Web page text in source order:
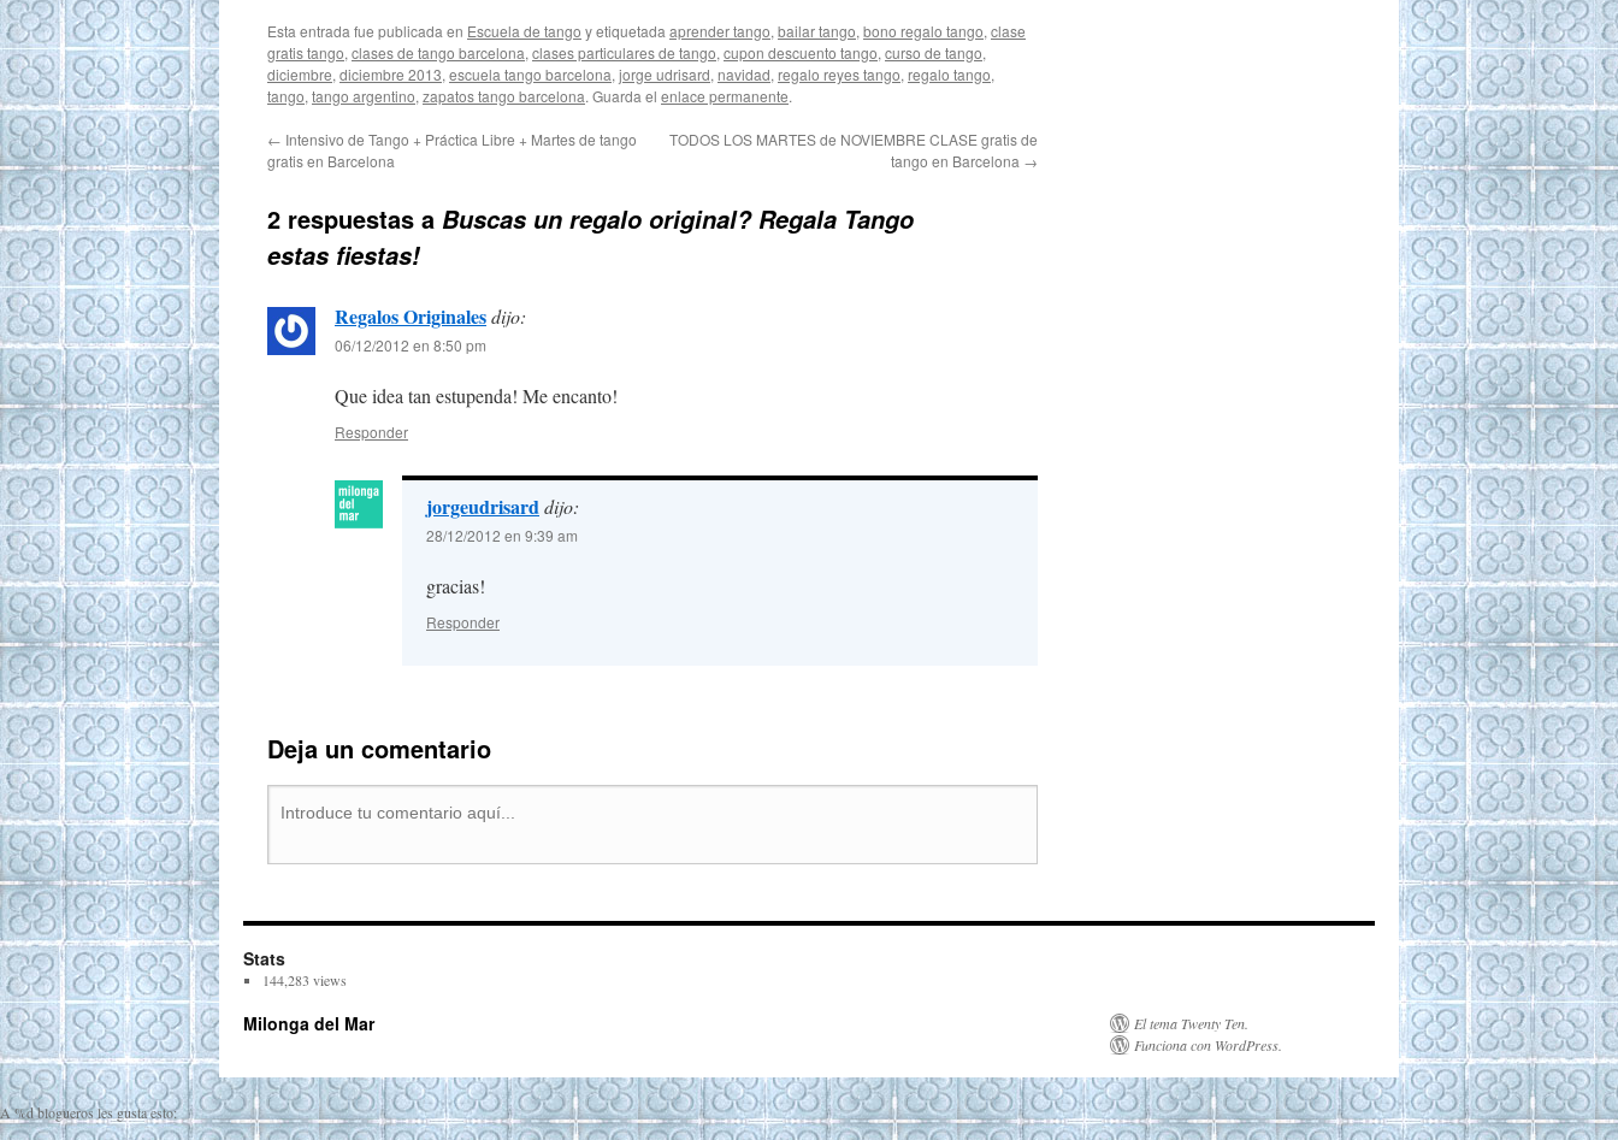
Esta entrada fue publicada en Escuela de tango y etiquetada aprender tango, bailar tango, bono regalo tango, clase
gratis tango, clases de tango barcelona, clases particulares de tango, cupon descuento tango, curso de tango,
diciembre, diciembre 2013, escuela tango barcelona, jorge udrisard, navidad, regalo reyes tango, regalo tango,
tango, tango argentino, zapatos tango barcelona. Guarda el enlace permanente.
← Intensivo de Tango + Práctica Libre + Martes de tango
gratis en Barcelona
TODOS LOS MARTES de NOVIEMBRE CLASE gratis de
tango en Barcelona →
2 respuestas a Buscas un regalo original? Regala Tango
estas fiestas!
Regalos Originalesdijo:
06/12/2012 en 8:50 pm
Que idea tan estupenda! Me encanto!
Responder
jorgeudrisarddijo:
28/12/2012 en 9:39 am
gracias!
Responder
Deja un comentario
Stats
144,283 views
Milonga del Mar El tema Twenty Ten
Funciona con WordPress.
A%dblogueros les gusta esto: